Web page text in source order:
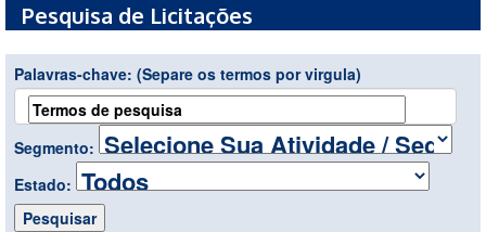
Pesquisa de Licitações
Palavras-chave: (Separe os termos por virgula)
Segmento:
Estado: